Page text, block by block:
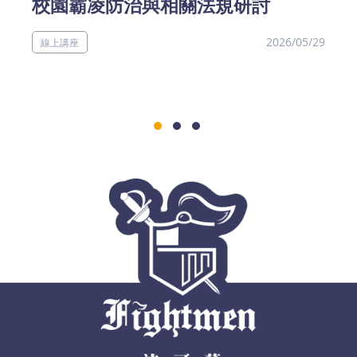
校園霸凌防治與相關法規研討
線上講座 2026/05/29